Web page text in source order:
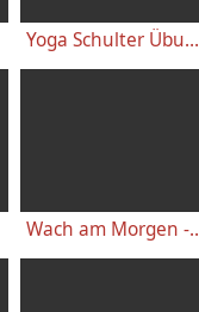
Yoga Schulter Übungen - für starke gesunde Schultern, gegen Schulterschmerzen
Wach am Morgen -